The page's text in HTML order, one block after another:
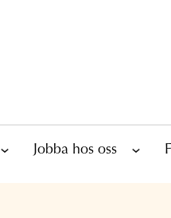
Jobba hos oss